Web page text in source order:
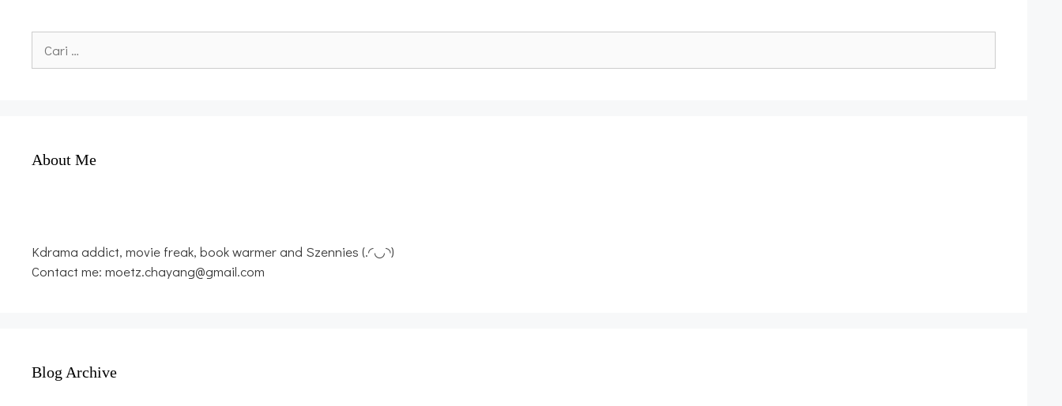
untuk:
About Me
Kdrama addict, movie freak, book warmer and Szennies (.◜◡◝)
Contact me: moetz.chayang@gmail.com
Blog Archive